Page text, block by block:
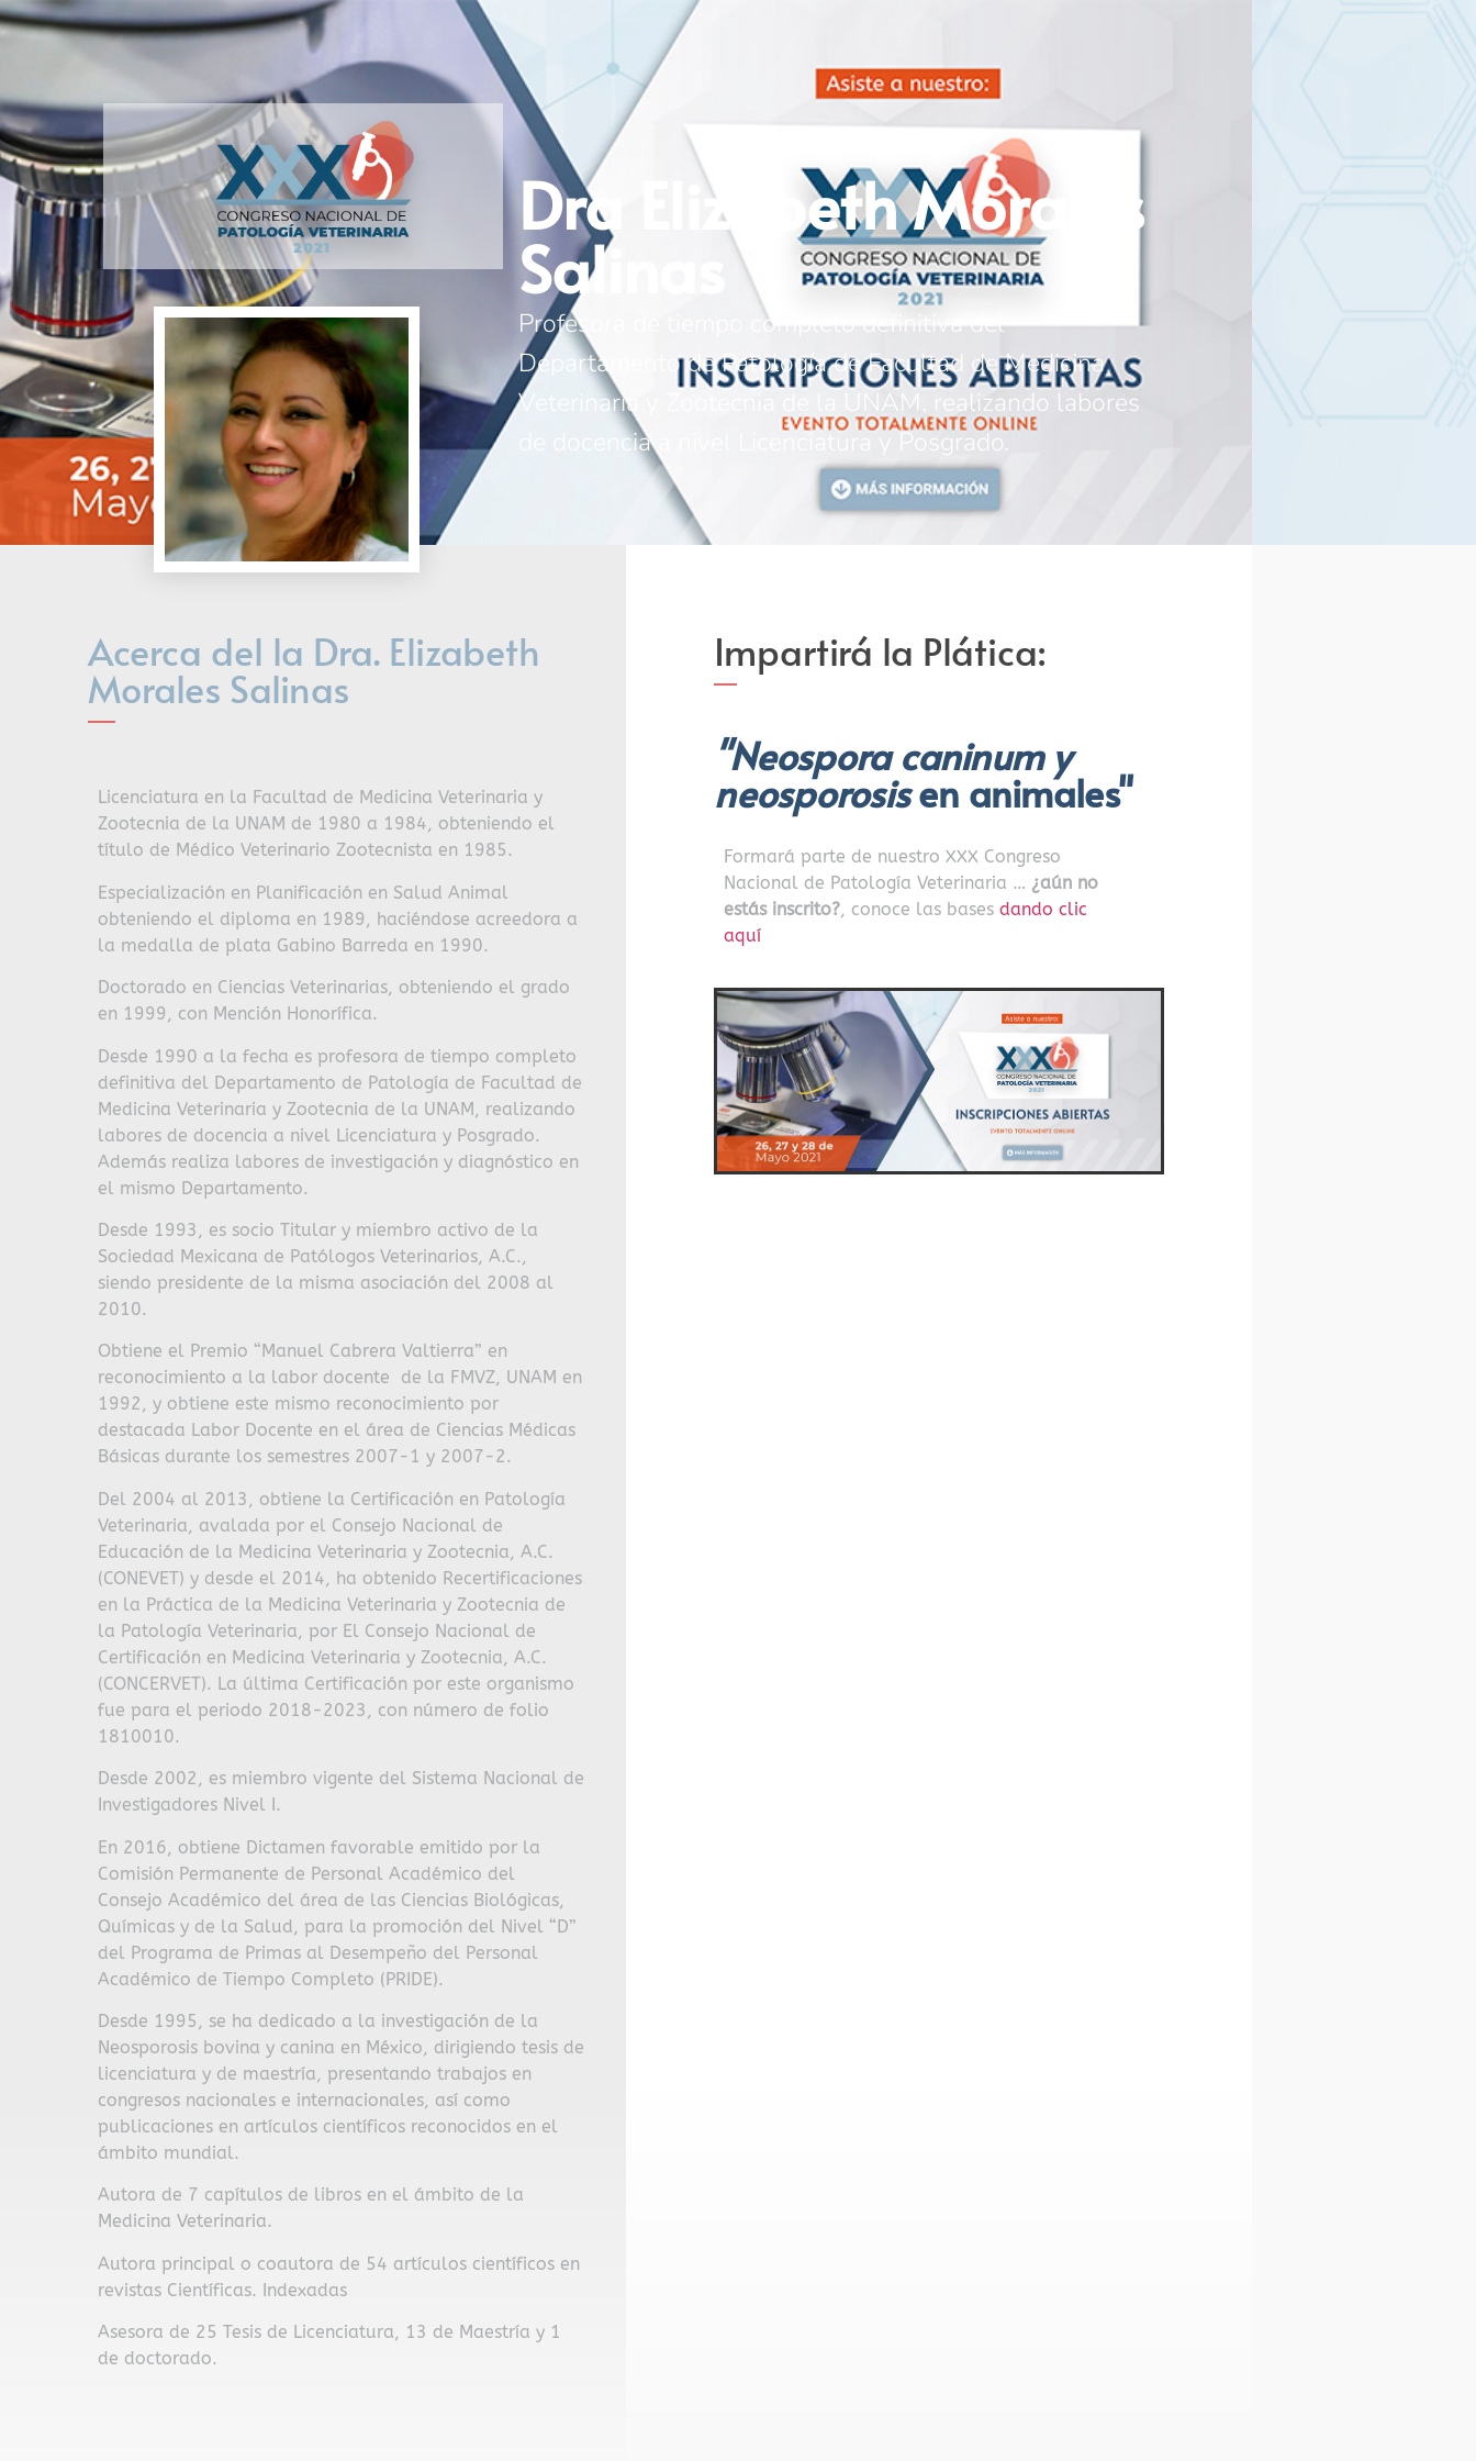
Dra Elizabeth Morales
Salinas
Profesora de tiempo completo definitiva del
Departamento de Patología de Facultad de Medicina
Veterinaria y Zootecnia de la UNAM, realizando labores
de docencia a nivel Licenciatura y Posgrado.
Acerca del la Dra. Elizabeth
Morales Salinas
Licenciatura en la Facultad de Medicina Veterinaria y
Zootecnia de la UNAM de 1980 a 1984, obteniendo el
título de Médico Veterinario Zootecnista en 1985.
Especialización en Planificación en Salud Animal
obteniendo el diploma en 1989, haciéndose acreedora a
la medalla de plata Gabino Barreda en 1990.
Doctorado en Ciencias Veterinarias, obteniendo el grado
en 1999, con Mención Honorífica.
Desde 1990 a la fecha es profesora de tiempo completo
definitiva del Departamento de Patología de Facultad de
Medicina Veterinaria y Zootecnia de la UNAM, realizando
labores de docencia a nivel Licenciatura y Posgrado.
Además realiza labores de investigación y diagnóstico en
el mismo Departamento.
Desde 1993, es socio Titular y miembro activo de la
Sociedad Mexicana de Patólogos Veterinarios, A.C.,
siendo presidente de la misma asociación del 2008 al
2010.
Obtiene el Premio “Manuel Cabrera Valtierra” en
reconocimiento a la labor docente de la FMVZ, UNAM en
1992, y obtiene este mismo reconocimiento por
destacada Labor Docente en el área de Ciencias Médicas
Básicas durante los semestres 2007-1 y 2007-2.
Del 2004 al 2013, obtiene la Certificación en Patología
Veterinaria, avalada por el Consejo Nacional de
Educación de la Medicina Veterinaria y Zootecnia, A.C.
(CONEVET) y desde el 2014, ha obtenido Recertificaciones
en la Práctica de la Medicina Veterinaria y Zootecnia de
la Patología Veterinaria, por El Consejo Nacional de
Certificación en Medicina Veterinaria y Zootecnia, A.C.
(CONCERVET). La última Certificación por este organismo
fue para el periodo 2018-2023, con número de folio
1810010.
Desde 2002, es miembro vigente del Sistema Nacional de
Investigadores Nivel I.
En 2016, obtiene Dictamen favorable emitido por la
Comisión Permanente de Personal Académico del
Consejo Académico del área de las Ciencias Biológicas,
Químicas y de la Salud, para la promoción del Nivel “D”
del Programa de Primas al Desempeño del Personal
Académico de Tiempo Completo (PRIDE).
Desde 1995, se ha dedicado a la investigación de la
Neosporosis bovina y canina en México, dirigiendo tesis de
licenciatura y de maestría, presentando trabajos en
congresos nacionales e internacionales, así como
publicaciones en artículos científicos reconocidos en el
ámbito mundial.
Autora de 7 capítulos de libros en el ámbito de la
Medicina Veterinaria.
Autora principal o coautora de 54 artículos científicos en
revistas Científicas. Indexadas
Asesora de 25 Tesis de Licenciatura, 13 de Maestría y 1
de doctorado.
Impartirá la Plática:
"Neospora caninum y
neosporosisen animales"
Formará parte de nuestro XXX Congreso
Nacional de Patología Veterinaria … ¿aún no
estás inscrito?, conoce las bases dando clic
aquí